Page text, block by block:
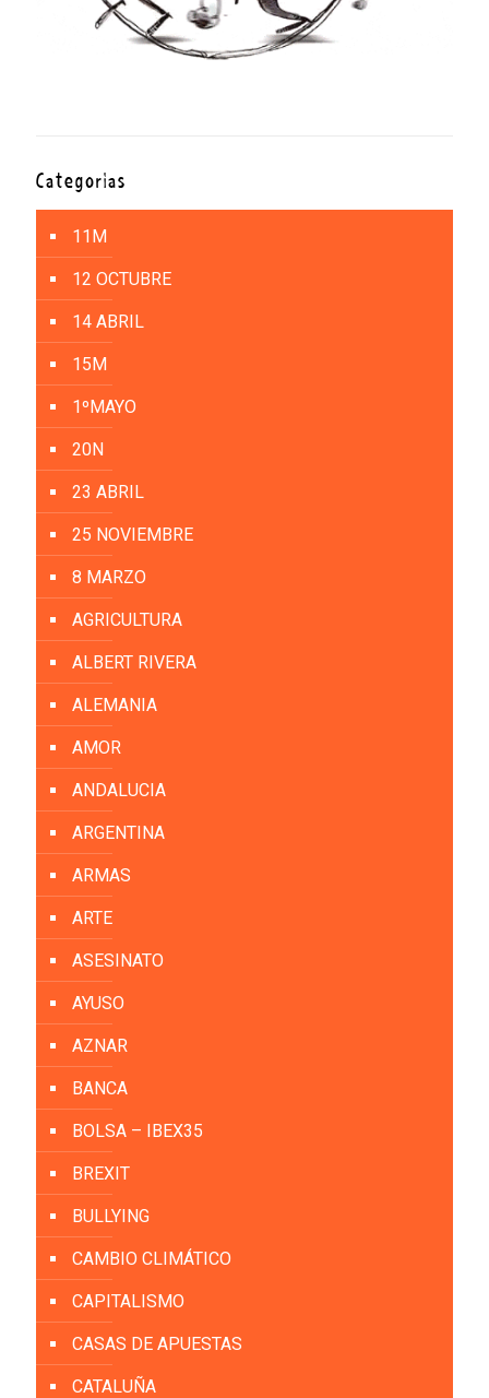
Categorías
11M
12 OCTUBRE
14 ABRIL
15M
1ºMAYO
20N
23 ABRIL
25 NOVIEMBRE
8 MARZO
AGRICULTURA
ALBERT RIVERA
ALEMANIA
AMOR
ANDALUCIA
ARGENTINA
ARMAS
ARTE
ASESINATO
AYUSO
AZNAR
BANCA
BOLSA – IBEX35
BREXIT
BULLYING
CAMBIO CLIMÁTICO
CAPITALISMO
CASAS DE APUESTAS
CATALUÑA